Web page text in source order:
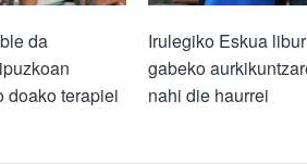
da
doako terapiei
Irulegiko Eskua
gabeko
nahi die haurrei